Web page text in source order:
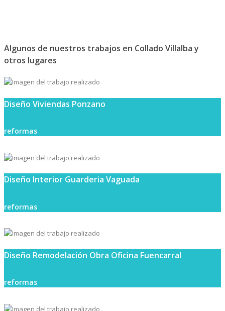
Algunos de nuestros trabajos en Collado Villalba y
otros lugares
Diseño Viviendas Ponzano
reformas
Diseño Interior Guarderia Vaguada
reformas
Diseño Remodelación Obra Oficina Fuencarral
reformas